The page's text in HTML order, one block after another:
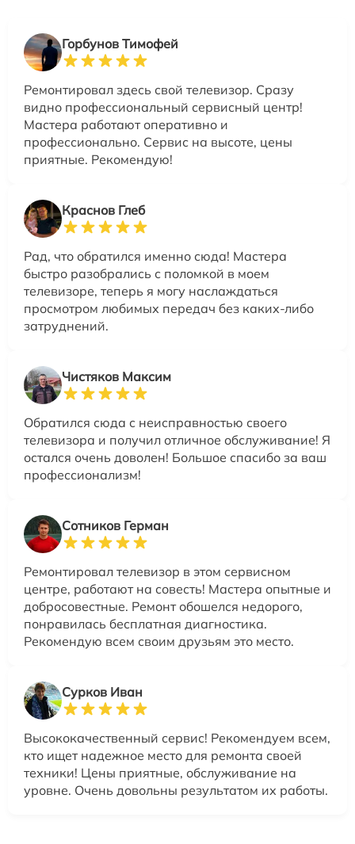
Горбунов Тимофей
Ремонтировал здесь свой телевизор. Сразу
видно профессиональный сервисный центр!
Мастера работают оперативно и
профессионально. Сервис на высоте, цены
приятные. Рекомендую!
Краснов Глеб
Рад, что обратился именно сюда! Мастера
быстро разобрались с поломкой в моем
телевизоре, теперь я могу наслаждаться
просмотром любимых передач без каких-либо
затруднений.
Чистяков Максим
Обратился сюда с неисправностью своего
телевизора и получил отличное обслуживание! Я
остался очень доволен! Большое спасибо за ваш
профессионализм!
Сотников Герман
Ремонтировал телевизор в этом сервисном
центре, работают на совесть! Мастера опытные и
добросовестные. Ремонт обошелся недорого,
понравилась бесплатная диагностика.
Рекомендую всем своим друзьям это место.
Сурков Иван
Высококачественный сервис! Рекомендуем всем,
кто ищет надежное место для ремонта своей
техники! Цены приятные, обслуживание на
уровне. Очень довольны результатом их работы.